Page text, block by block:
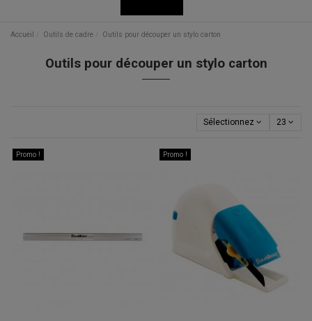
Accueil Outils de cadre Outils pour découper un stylo carton
Outils pour découper un stylo carton
Sélectionnez 23
Promo ! Promo !